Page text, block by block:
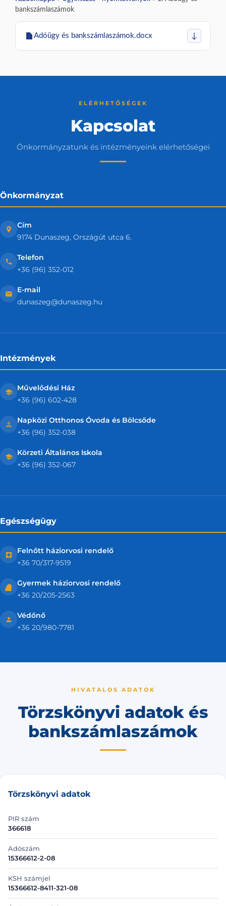
bankszámlaszámok
Adóügy és bankszámlaszámok.docx ↓
ELÉRHETŐSÉGEK
Kapcsolat
Önkormányzatunk és intézményeink elérhetőségei
Önkormányzat
Cím
9174 Dunaszeg, Országút utca 6.
Telefon
+36 (96) 352-012
E-mail
dunaszeg@dunaszeg.hu
Intézmények
Művelődési Ház
+36 (96) 602-428
Napközi Otthonos Óvoda és Bölcsőde
+36 (96) 352-038
Körzeti Általános Iskola
+36 (96) 352-067
Egészségügy
Felnőtt háziorvosi rendelő
+36 70/317-9519
Gyermek háziorvosi rendelő
+36 20/205-2563
Védőnő
+36 20/980-7781
HIVATALOS ADATOK
Törzskönyvi adatok és
bankszámlaszámok
Törzskönyvi adatok
PIR szám
366618
Adószám
15366612-2-08
KSH számjel
15366612-8411-321-08